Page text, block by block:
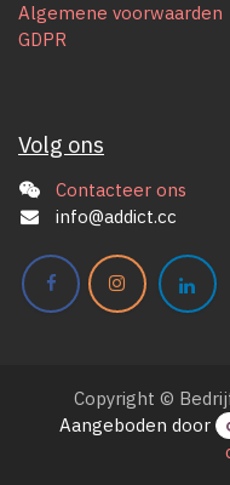
Algemene voorwaarden
GDPR
Volg ons
Contacteer ons
info@addict.cc
Copyright ©
Aangeboden door